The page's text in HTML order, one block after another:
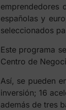
emprendedores
españolas y
seleccionados
Este programa
Centro de
Así, se pueden
inversión; 16
además de tres